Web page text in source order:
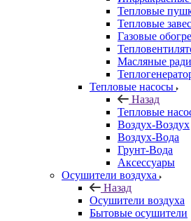
Тепловые
Тепловые
Газовые
Масляные
Тепловые насосы
Назад
Тепловые
Воздух-Воздух
Воздух-Вода
Грунт-Вода
Аксессуары
Осушители воздуха
Назад
Осушители воздуха
Бытовые осушители